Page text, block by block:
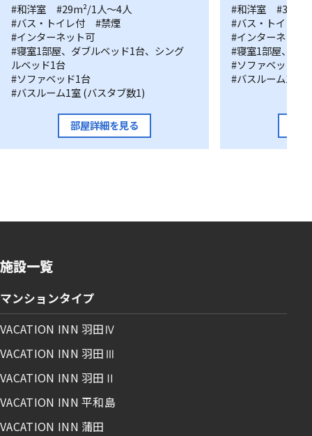
Studio
A
タ
イ
プ
#和洋室
#29m²/1人〜4人
#バス・トイレ付
#禁煙
#インターネット可
#寝室1部屋、ダブルベッド1台、シング
ルベッド1台
#ソファベッド1台
#バスルーム1室 (バスタブ数1)
部屋詳細を見る
Studio
B
タ
イ
プ
#和洋室
#バス・トイレ付
#インターネット
#寝室1部屋、シ
#ソファベッド1台
#バスルーム1室 (
施設一覧
マンションタイプ
VACATION INN 羽田Ⅳ
VACATION INN 羽田Ⅲ
VACATION INN 羽田Ⅱ
VACATION INN 平和島
VACATION INN 蒲田